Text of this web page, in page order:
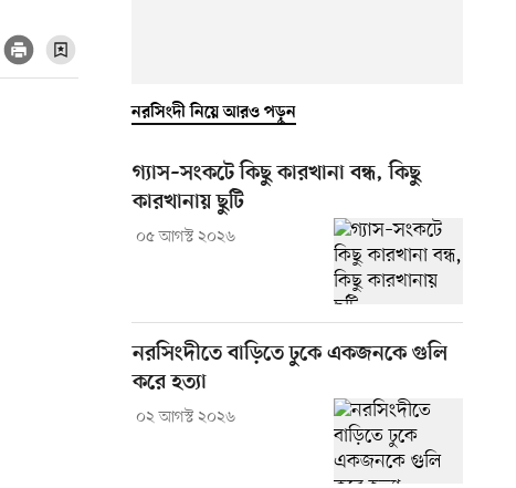
নরসিংদী নিয়ে আরও পড়ুন
গ্যাস–সংকটে কিছু কারখানা বন্ধ, কিছু
কারখানায় ছুটি
০৫ আগস্ট ২০২৬
নরসিংদীতে বাড়িতে ঢুকে একজনকে গুলি
করে হত্যা
০২ আগস্ট ২০২৬